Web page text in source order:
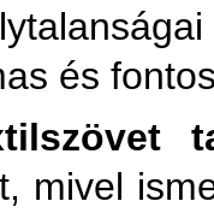
és
mivel